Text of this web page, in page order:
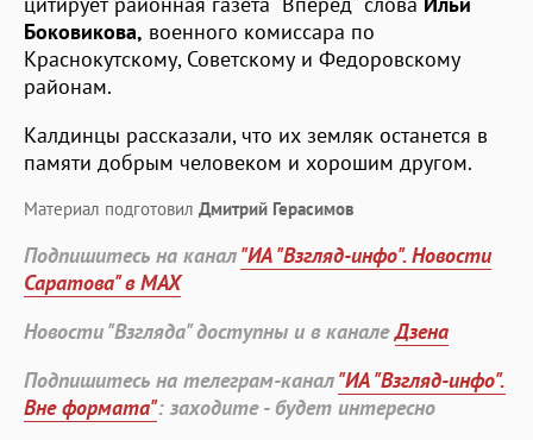
Боковикова, военного комиссара по
Краснокутскому, Советскому и Федоровскому
районам.
Калдинцы рассказали, что их земляк останется в
памяти добрым человеком и хорошим другом.
Материал подготовил Дмитрий Герасимов
Подпишитесь на канал"ИА "Взгляд-инфо". Новости
Саратова" в MAX
Новости "Взгляда" доступны и в каналеДзена
Подпишитесь на телеграм-канал"ИА "Взгляд-инфо".
Вне формата": заходите - будет интересно